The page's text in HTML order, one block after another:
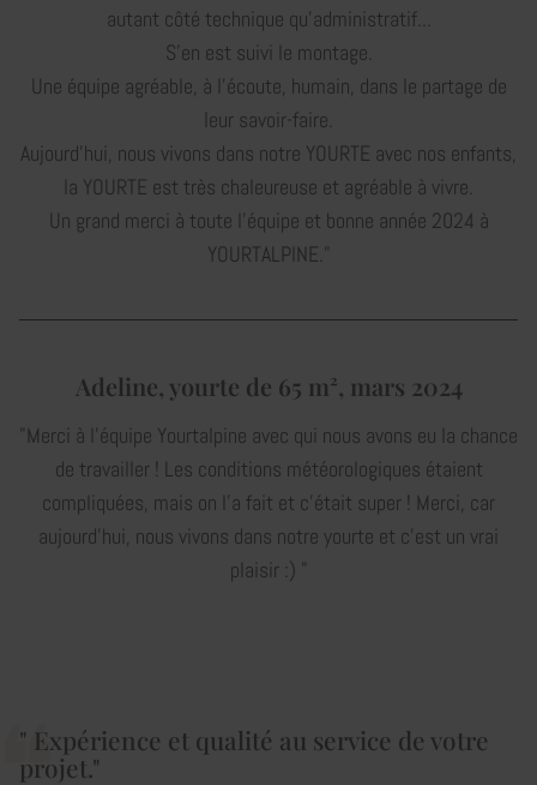
autant côté technique qu'administratif...
S'en est suivi le montage.
Une équipe agréable, à l'écoute, humain, dans le partage de
leur savoir-faire.
Aujourd'hui, nous vivons dans notre YOURTE avec nos enfants,
la YOURTE est très chaleureuse et agréable à vivre.
Un grand merci à toute l'équipe et bonne année 2024 à
YOURTALPINE."
Adeline, yourte de 65 m², mars 2024
"Merci à l’équipe Yourtalpine avec qui nous avons eu la chance
de travailler ! Les conditions météorologiques étaient
compliquées, mais on l’a fait et c’était super ! Merci, car
aujourd’hui, nous vivons dans notre yourte et c’est un vrai
plaisir :) "
" Expérience et qualité au service de votre
projet."